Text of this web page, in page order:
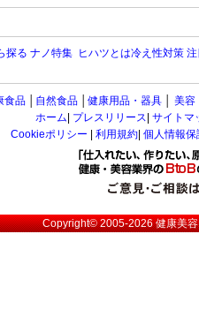
探る ナノ特集 ヒハツとは冷え性対策
食品 自然食品 健康用品・器具 美容
ホーム プレスリリース サイトマ
Cookieポリシー
利用規約 個人情報
Copyright© 2005-2026健康美